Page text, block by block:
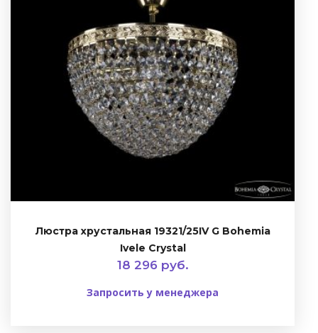
Люстра хрустальная 19321/25IV G Bohemia
Ivele Crystal
18 296 руб.
Запросить у менеджера